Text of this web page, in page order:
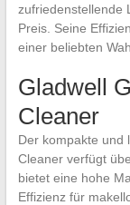
zufriedenstellende
Preis. Seine
einer beliebten
Gladwell
Cleaner
Der kompakte und
Cleaner verfügt
bietet eine hohe
Effizienz für